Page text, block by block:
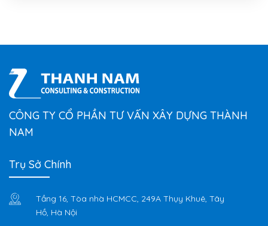
CÔNG TY CỔ PHẦN TƯ VẤN XÂY DỰNG THÀNH
NAM
Trụ Sở Chính
Tầng 16, Tòa nhà HCMCC, 249A Thụy Khuê, Tây
Hồ, Hà Nội